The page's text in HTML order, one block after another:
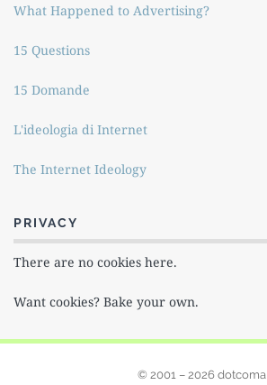
What Happened to Advertising?
15 Questions
15 Domande
L'ideologia di Internet
The Internet Ideology
PRIVACY
There are no cookies here.
Want cookies? Bake your own.
© 2001 – 2026 dotcoma